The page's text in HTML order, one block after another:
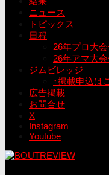
ニュース
トピックス
日程
26年プロ大
26年アマ大
ジムビレッジ
↑掲載申込は
広告掲載
お問合せ
X
Instagram
Youtube